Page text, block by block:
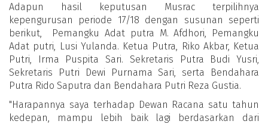
Adapun hasil keputusan Musrac terpilihnya
kepengurusan periode 17/18 dengan susunan seperti
berikut, Pemangku Adat putra M. Afdhori, Pemangku
Adat putri, Lusi Yulanda. Ketua Putra, Riko Akbar, Ketua
Putri, Irma Puspita Sari. Sekretaris Putra Budi Yusri,
Sekretaris Putri Dewi Purnama Sari, serta Bendahara
Putra Rido Saputra dan Bendahara Putri Reza Gustia.
"Harapannya saya terhadap Dewan Racana satu tahun
kedepan, mampu lebih baik lagi berdasarkan dari